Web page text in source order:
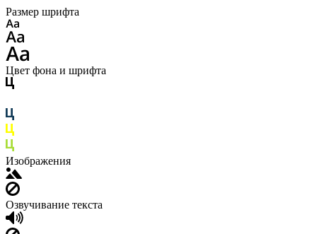
Размер шрифта
Цвет фона и шрифта
Изображения
Озвучивание текста